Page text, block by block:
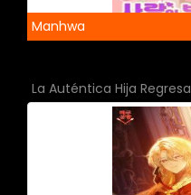
Manhwa
La Auténtica Hija Regresa